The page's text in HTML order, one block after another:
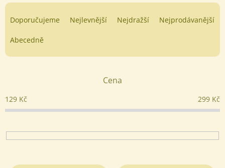
Ř
n
o
d
k
t
Doporučujeme Nejlevnější Nejdražší Nejprodávanější
Abecedně
Cena
129 Kč 299 Kč